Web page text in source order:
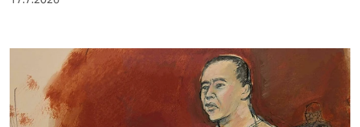
genossenschaft